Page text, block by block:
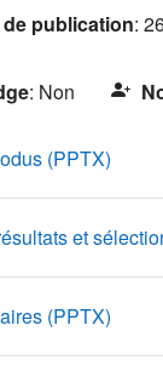
de publication:
: Non
(PPTX)
et
(PPTX)